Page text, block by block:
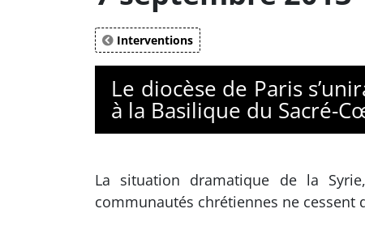
Interventions
Le diocèse de Paris
à la Basilique du Sacré-
La situation dramatique de la
communautés chrétiennes ne cessent